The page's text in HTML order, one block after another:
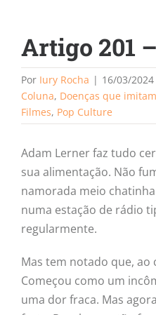
Artigo 201
Por Iury Rocha | 16/03/2024
Coluna, Doenças que
Filmes, Pop Culture
Adam Lerner faz tudo
sua alimentação. Não
namorada meio
numa estação de rádio
regularmente.
Mas tem notado que, ao
Começou como um
uma dor fraca. Mas